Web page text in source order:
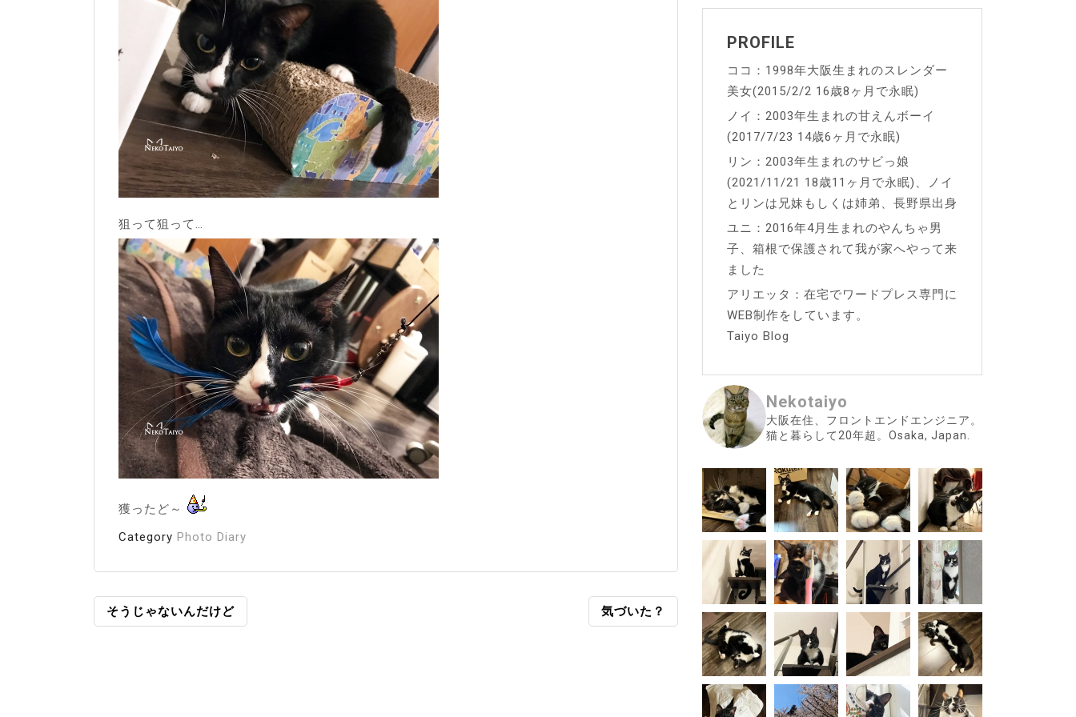
狙って狙って…
獲ったど～
Category Photo Diary
投
そうじゃないんだけど 気づいた？
PROFILE
ココ：1998年大阪生まれのスレンダー
美女(2015/2/2 16歳8ヶ月で永眠)
ノイ：2003年生まれの甘えんボーイ
(2017/7/23 14歳6ヶ月で永眠)
リン：2003年生まれのサビっ娘
(2021/11/21 18歳11ヶ月で永眠)、ノイ
とリンは兄妹もしくは姉弟、長野県出身
ユニ：2016年4月生まれのやんちゃ男
子、箱根で保護されて我が家へやって来
ました
アリエッタ：在宅でワードプレス専門に
WEB制作をしています。
Taiyo Blog
Nekotaiyo
大阪在住、フロントエンドエンジニア。
猫と暮らして20年超。Osaka, Japan.